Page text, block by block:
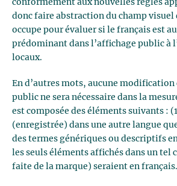
conformément aux nouvelles règles
donc faire abstraction du champ visuel
occupe pour évaluer si le français est
prédominant dans l’affichage public à
locaux.
En d’autres mots, aucune modification
public ne sera nécessaire dans la
est composée des éléments suivants :
(enregistrée) dans une autre langue
des termes génériques ou descriptifs
les seuls éléments affichés dans un tel
faite de la marque) seraient en français.